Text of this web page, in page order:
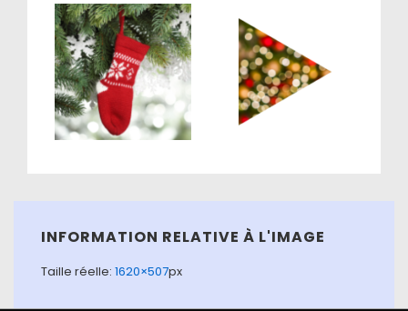
INFORMATION RELATIVE À L'IMAGE
Taille réelle: 1620×507px